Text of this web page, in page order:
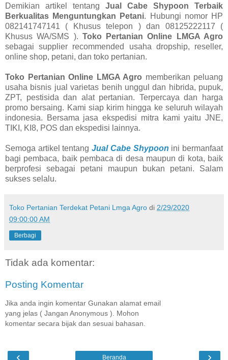
Demikian artikel tentang Jual Cabe Shypoon Terbaik
Berkualitas Menguntungkan Petani. Hubungi nomor HP
082141747141 ( Khusus telepon ) dan 08125222117 (
Khusus WA/SMS ). Toko Pertanian Online LMGA Agro
sebagai supplier recommended usaha dropship, reseller,
online shop, petani, dan toko pertanian.
Toko Pertanian Online LMGA Agro memberikan peluang
usaha bisnis jual varietas benih unggul dan hibrida, pupuk,
ZPT, pestisida dan alat pertanian. Terpercaya dan harga
promo bersaing. Kami siap kirim hingga ke seluruh wilayah
indonesia. Bersama jasa ekspedisi mitra kami yaitu JNE,
TIKI, KI8, POS dan ekspedisi lainnya.
Semoga artikel tentangJual Cabe Shypoon ini bermanfaat
bagi pembaca, baik pembaca di desa maupun di kota, baik
berprofesi sebagai petani maupun bukan petani. Salam
sukses selalu.
Toko Pertanian Terdekat Petani Lmga Agro di 2/29/2020
09:00:00 AM
Berbagi
Tidak ada komentar:
Posting Komentar
Jika anda ingin komentar Gunakan alamat email
yang jelas ( Jangan Anonymous ). Mohon
komentar secara bijak dan sesuai bahasan.
‹ ›
Beranda